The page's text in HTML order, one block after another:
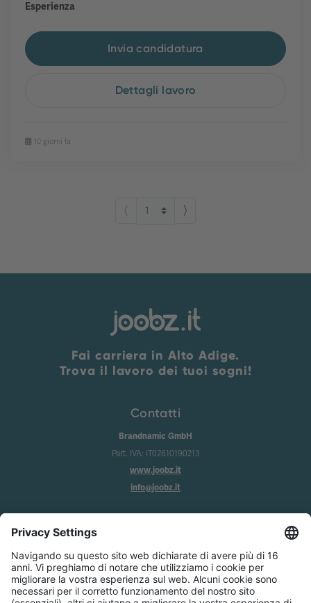
Esperienza
Invia candidatura
Dettagli lavoro
10 giorni fa
⟨ ⟩
Fai carriera in Alto Adige.
Trova il lavoro dei tuoi sogni!
Contatti
Brandnamic GmbH
Part. IVA: IT02610190213
www.joobz.it
info@joobz.it
Privacy
Condizioni generali
Impostazione dei cookie